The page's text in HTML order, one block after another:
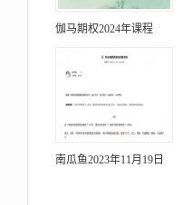
伽马期权2024年课程
南瓜鱼2023年11月19日